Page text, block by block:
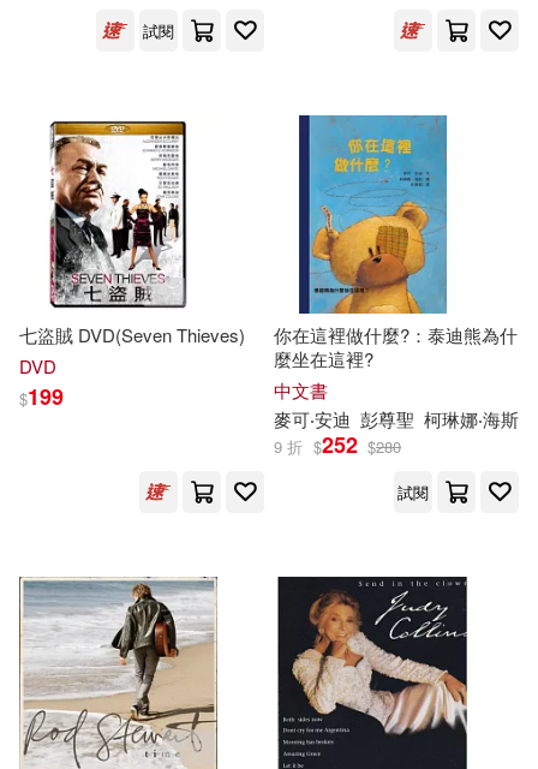
試閱
七盜賊 DVD(Seven Thieves)
DVD
$199
你在這裡做什麼?：泰迪熊為什
麼坐在這裡?
中文書
麥可‧安迪 彭尊聖 柯琳娜‧海斯
9 折 $252 $280
試閱